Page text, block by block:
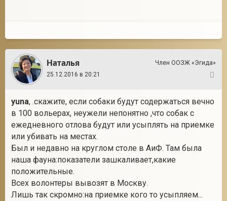
Наталья
Член ООЗЖ «Эгида»
25.12.2016 в 20:21
yuna, .скажите, если собаки будут содержаться вечно
в 100 вольерах, неужели непонятно ,что собак с
ежедневного отлова будут или усыплять на приемке
или убивать на местах.
Был и недавно на круглом столе в АиФ. Там была
наша фауна:показатели зашкаливает,какие
положительные.
Всех волонтеры вывозят в Москву.
Лишь так скромно:на приемке кого то усыпляем...